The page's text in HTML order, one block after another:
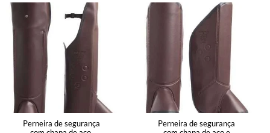
Perneira de segurança
Perneira de segurança